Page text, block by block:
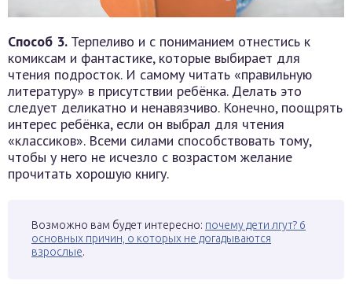
Способ 3. Терпеливо и с пониманием отнестись к
комиксам и фантастике, которые выбирает для
чтения подросток. И самому читать «правильную
литературу» в присутствии ребёнка. Делать это
следует деликатно и ненавязчиво. Конечно, поощрять
интерес ребёнка, если он выбрал для чтения
«классиков». Всеми силами способствовать тому,
чтобы у него не исчезло с возрастом желание
прочитать хорошую книгу.
Возможно вам будет интересно: почему дети лгут? 6
основных причин, о которых не догадываются
взрослые.